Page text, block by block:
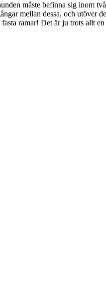
måste befinna sig inom
mellan dessa, och utöver
ramar! Det är ju trots allt